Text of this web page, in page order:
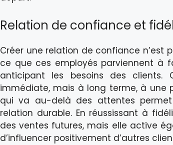
Relation de confiance et
Créer une relation de confiance n’est
ce que ces employés parviennent à
anticipant les besoins des
immédiate, mais à long terme, à une
qui va au-delà des attentes
relation durable. En réussissant à
des ventes futures, mais elle active
d’influencer positivement d’autres